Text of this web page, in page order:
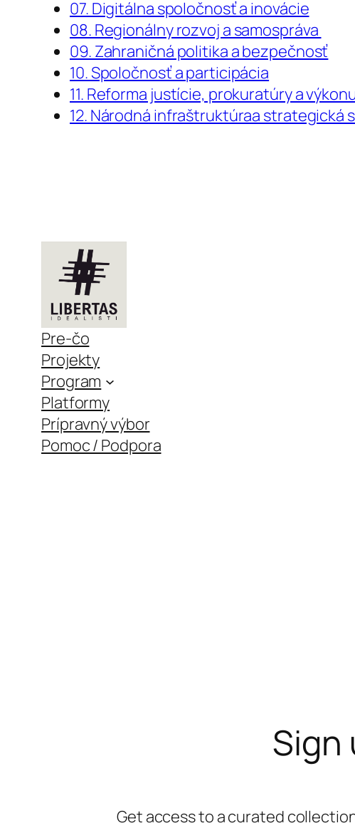
07. Digitálna spoločnosť a inovácie
08. Regionálny rozvoj a samospráva
09. Zahraničná politika a bezpečnosť
10. Spoločnosť a participácia
11. Reforma justície, prokuratúry a
12. Národná infraštruktúraa strategická
Pre-čo
Projekty
Program
Platformy
Prípravný výbor
Pomoc / Podpora
Sign
Get access to a curated